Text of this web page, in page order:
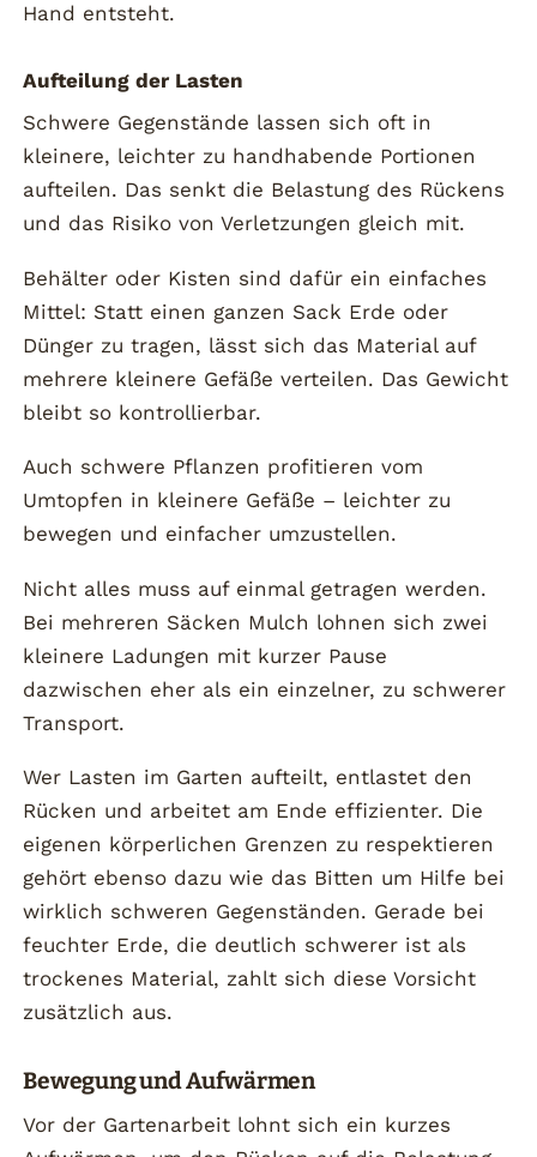
Hand entsteht.
Aufteilung der Lasten
Schwere Gegenstände lassen sich oft in
kleinere, leichter zu handhabende Portionen
aufteilen. Das senkt die Belastung des Rückens
und das Risiko von Verletzungen gleich mit.
Behälter oder Kisten sind dafür ein einfaches
Mittel: Statt einen ganzen Sack Erde oder
Dünger zu tragen, lässt sich das Material auf
mehrere kleinere Gefäße verteilen. Das Gewicht
bleibt so kontrollierbar.
Auch schwere Pflanzen profitieren vom
Umtopfen in kleinere Gefäße – leichter zu
bewegen und einfacher umzustellen.
Nicht alles muss auf einmal getragen werden.
Bei mehreren Säcken Mulch lohnen sich zwei
kleinere Ladungen mit kurzer Pause
dazwischen eher als ein einzelner, zu schwerer
Transport.
Wer Lasten im Garten aufteilt, entlastet den
Rücken und arbeitet am Ende effizienter. Die
eigenen körperlichen Grenzen zu respektieren
gehört ebenso dazu wie das Bitten um Hilfe bei
wirklich schweren Gegenständen. Gerade bei
feuchter Erde, die deutlich schwerer ist als
trockenes Material, zahlt sich diese Vorsicht
zusätzlich aus.
Bewegung und Aufwärmen
Vor der Gartenarbeit lohnt sich ein kurzes